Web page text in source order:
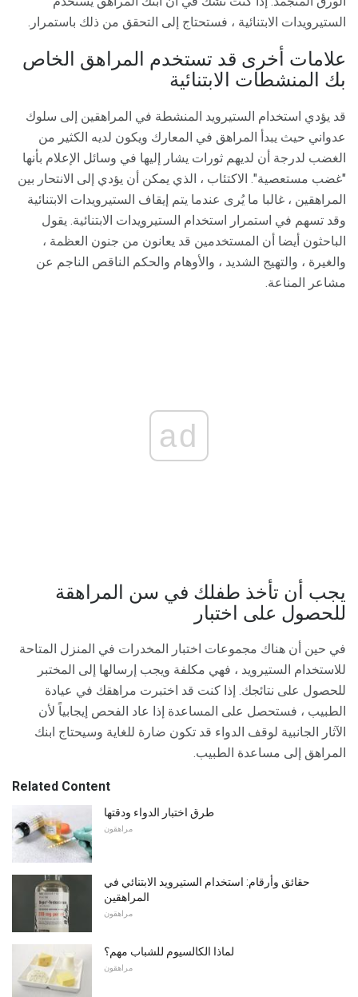
الستيرويدات الابتنائية ، فستحتاج إلى التحقق من ذلك باستمرار.
علامات أخرى قد تستخدم المراهق الخاص
بك المنشطات الابتنائية
قد يؤدي استخدام الستيرويد المنشطة في المراهقين إلى سلوك
عدواني حيث يبدأ المراهق في المعارك ويكون لديه الكثير من
الغضب لدرجة أن لديهم ثورات يشار إليها في وسائل الإعلام بأنها
"غضب مستعصية". الاكتئاب ، الذي يمكن أن يؤدي إلى الانتحار بين
المراهقين ، غالبا ما يُرى عندما يتم إيقاف الستيرويدات الابتنائية
وقد تسهم في استمرار استخدام الستيرويدات الابتنائية. يقول
الباحثون أيضا أن المستخدمين قد يعانون من جنون العظمة ،
والغيرة ، والتهيج الشديد ، والأوهام والحكم الناقص الناجم عن
مشاعر المناعة.
ad
يجب أن تأخذ طفلك في سن المراهقة
للحصول على اختبار
في حين أن هناك مجموعات اختبار المخدرات في المنزل المتاحة
للاستخدام الستيرويد ، فهي مكلفة ويجب إرسالها إلى المختبر
للحصول على نتائجك. إذا كنت قد اختبرت مراهقك في عيادة
الطبيب ، فستحصل على المساعدة إذا عاد الفحص إيجابياً لأن
الآثار الجانبية لوقف الدواء قد تكون ضارة للغاية وسيحتاج ابنك
المراهق إلى مساعدة الطبيب.
Related Content
طرق اختبار الدواء ودقتها
مراهقون
حقائق وأرقام: استخدام الستيرويد الابتنائي في
المراهقين
مراهقون
لماذا الكالسيوم للشباب مهم؟
مراهقون